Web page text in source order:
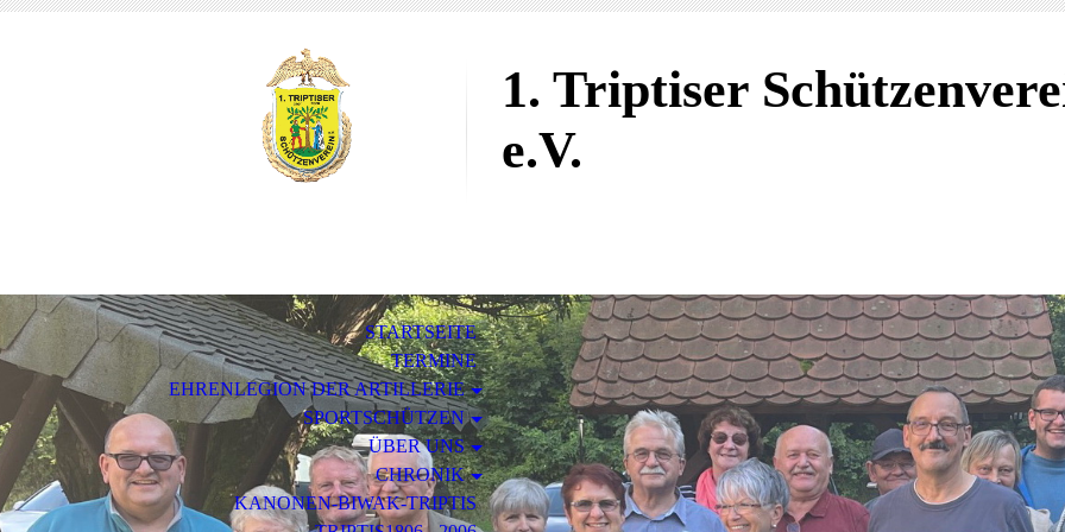
1. Triptiser
e.V.
STARTSEITE
TERMINE
EHRENLEGION DER ARTILLERIE
SPORTSCHÜTZEN
ÜBER UNS
CHRONIK
KANONEN-BIWAK-TRIPTIS